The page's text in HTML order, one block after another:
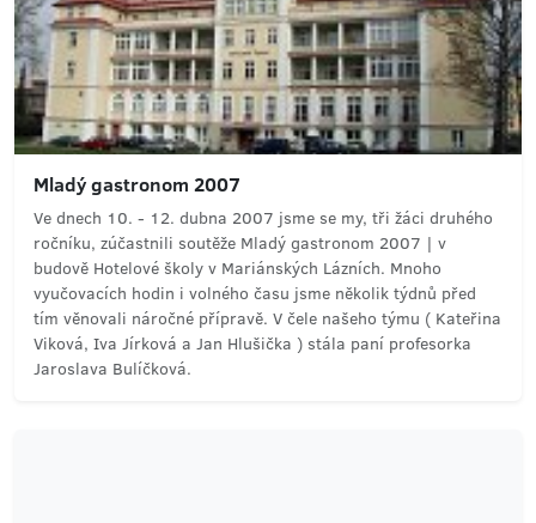
Mladý gastronom 2007
Ve dnech 10. - 12. dubna 2007 jsme se my, tři žáci druhého
ročníku, zúčastnili soutěže Mladý gastronom 2007 | v
budově Hotelové školy v Mariánských Lázních. Mnoho
vyučovacích hodin i volného času jsme několik týdnů před
tím věnovali náročné přípravě. V čele našeho týmu ( Kateřina
Viková, Iva Jírková a Jan Hlušička ) stála paní profesorka
Jaroslava Bulíčková.